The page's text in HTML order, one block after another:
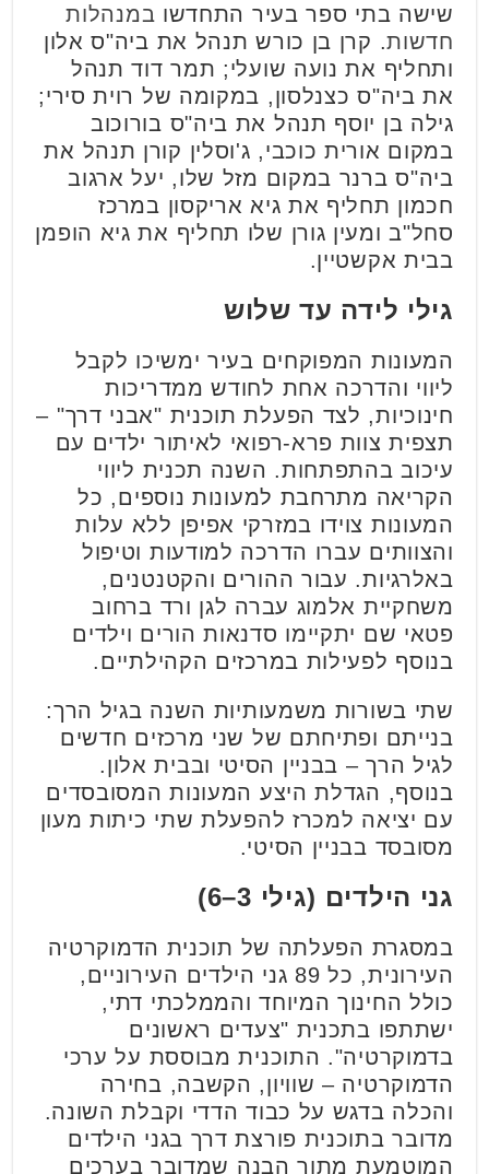
שישה בתי ספר בעיר התחדשו במנהלות
חדשות. קרן בן כורש תנהל את ביה"ס אלון
ותחליף את נועה שועלי; תמר דוד תנהל
את ביה"ס כצנלסון, במקומה של רוית סירי;
גילה בן יוסף תנהל את ביה"ס בורוכוב
במקום אורית כוכבי, ג'וסלין קורן תנהל את
ביה"ס ברנר במקום מזל שלו, יעל ארגוב
חכמון תחליף את גיא אריקסון במרכז
סחל"ב ומעין גורן שלו תחליף את גיא הופמן
בבית אקשטיין.
גילי לידה עד שלוש
המעונות המפוקחים בעיר ימשיכו לקבל
ליווי והדרכה אחת לחודש ממדריכות
חינוכיות, לצד הפעלת תוכנית "אבני דרך" –
תצפית צוות פרא-רפואי לאיתור ילדים עם
עיכוב בהתפתחות. השנה תכנית ליווי
הקריאה מתרחבת למעונות נוספים, כל
המעונות צוידו במזרקי אפיפן ללא עלות
והצוותים עברו הדרכה למודעות וטיפול
באלרגיות. עבור ההורים והקטנטנים,
משחקיית אלמוג עברה לגן ורד ברחוב
פטאי שם יתקיימו סדנאות הורים וילדים
בנוסף לפעילות במרכזים הקהילתיים.
שתי בשורות משמעותיות השנה בגיל הרך:
בנייתם ופתיחתם של שני מרכזים חדשים
לגיל הרך – בבניין הסיטי ובבית אלון.
בנוסף, הגדלת היצע המעונות המסובסדים
עם יציאה למכרז להפעלת שתי כיתות מעון
מסובסד בבניין הסיטי.
גני הילדים (גילי 3–6)
במסגרת הפעלתה של תוכנית הדמוקרטיה
העירונית, כל 89 גני הילדים העירוניים,
כולל החינוך המיוחד והממלכתי דתי,
ישתתפו בתכנית "צעדים ראשונים
בדמוקרטיה". התוכנית מבוססת על ערכי
הדמוקרטיה – שוויון, הקשבה, בחירה
והכלה בדגש על כבוד הדדי וקבלת השונה.
מדובר בתוכנית פורצת דרך בגני הילדים
המוטמעת מתוך הבנה שמדובר בערכים